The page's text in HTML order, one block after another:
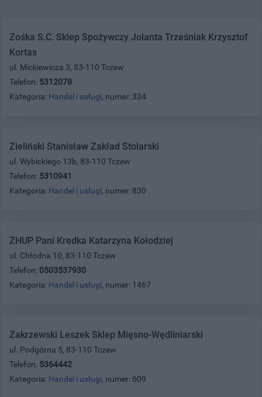
Zośka S.C. Sklep Spożywczy Jolanta Trześniak Krzysztof
Kortas
ul. Mickiewicza 3, 83-110 Tczew
Telefon: 5312078
Kategoria: Handel i usługi, numer: 334
Zieliński Stanisław Zakład Stolarski
ul. Wybickiego 13b, 83-110 Tczew
Telefon: 5310941
Kategoria: Handel i usługi, numer: 830
ZHUP Pani Kredka Katarzyna Kołodziej
ul. Chłodna 10, 83-110 Tczew
Telefon: 0503537930
Kategoria: Handel i usługi, numer: 1467
Zakrzewski Leszek Sklep Mięsno-Wędliniarski
ul. Podgórna 5, 83-110 Tczew
Telefon: 5364442
Kategoria: Handel i usługi, numer: 609